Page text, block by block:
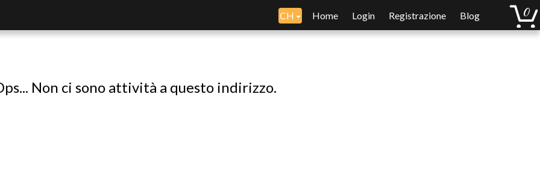
CH Home Login Registrazione Blog
Non ci sono attività a questo indirizzo.